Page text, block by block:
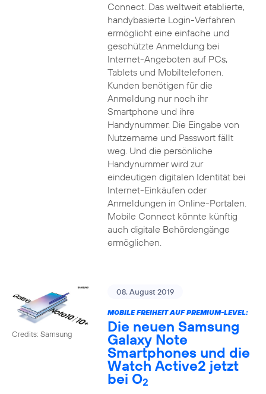
Connect. Das weltweit etablierte,
handybasierte Login-Verfahren
ermöglicht eine einfache und
geschützte Anmeldung bei
Internet-Angeboten auf PCs,
Tablets und Mobiltelefonen.
Kunden benötigen für die
Anmeldung nur noch ihr
Smartphone und ihre
Handynummer. Die Eingabe von
Nutzername und Passwort fällt
weg. Und die persönliche
Handynummer wird zur
eindeutigen digitalen Identität bei
Internet-Einkäufen oder
Anmeldungen in Online-Portalen.
Mobile Connect könnte künftig
auch digitale Behördengänge
ermöglichen.
Credits: Samsung
08. August 2019
MOBILE FREIHEIT AUF PREMIUM-LEVEL:
Die neuen Samsung
Galaxy Note
Smartphones und die
Watch Active2 jetzt
bei O2